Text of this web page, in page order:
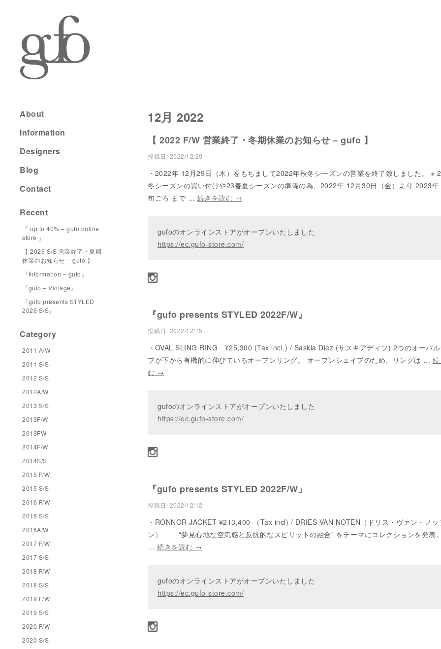
12月 2022
【 2022 F/W 営業終了・冬期休業のお知らせ – gufo 】
投稿日: 2022/12/29
・2022年 12月29日（木）をもちまして2022年秋冬シーズンの営業を終了致しました。 ※
冬シーズンの買い付けや23春夏シーズンの準備の為、2022年 12月30日（金）より 2023
旬ごろ まで … 続きを読む →
gufoのオンラインストアがオープンいたしました
https://ec.gufo-store.com/
『gufo presents STYLED 2022F/W』
投稿日: 2022/12/15
・OVAL SLING RING ¥25,300 (Tax incl.) / Saskia Diez (サスキアディツ) 2つのオーバル
プが下から有機的に伸びているオープンリング。 オープンシェイプのため、リングは …
む →
gufoのオンラインストアがオープンいたしました
https://ec.gufo-store.com/
『gufo presents STYLED 2022F/W』
投稿日: 2022/12/12
・RONNOR JACKET ¥213,400-（Tax incl) / DRIES VAN NOTEN（ドリス・ヴァン・ノッ
ン） “夢見心地な空気感と反抗的なスピリットの融合” をテーマにコレクションを発表
… 続きを読む →
gufoのオンラインストアがオープンいたしました
https://ec.gufo-store.com/
About
Information
Designers
Blog
Contact
Recent
『 up to 40% – gufo online
store 』
【 2026 S/S 営業終了・夏期
休業のお知らせ – gufo 】
『Information – gufo』
『gufo – Vintage』
『gufo presents STYLED
2026 S/S』
Category
2011 A/W
2011 S/S
2012 S/S
2012A/W
2013 S/S
2013F/W
2013FW
2014F/W
2014S/S
2015 F/W
2015 S/S
2016 F/W
2016 S/S
2016A/W
2017 F/W
2017 S/S
2018 F/W
2018 S/S
2019 F/W
2019 S/S
2020 F/W
2020 S/S